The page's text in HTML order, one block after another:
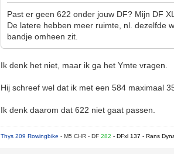
Past er geen 622 onder jouw DF? Mijn DF
De latere hebben meer ruimte, nl. dezelfde
bandje omheen zit.
Ik denk het niet, maar ik ga het Ymte vragen.
Hij schreef wel dat ik met een 584 maximaal
Ik denk daarom dat 622 niet gaat passen.
Thys 209 Rowingbike- M5 CHR - DF282- DFxl 137 - Rans